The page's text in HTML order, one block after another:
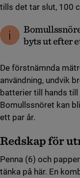
tills det tar slut, 100
byts ut efter
De förstnämnda
användning, undvik
batterier till hands
Bomullssnöret kan
ett par år.
Redskap för
Penna (6) och
tänka på här. En